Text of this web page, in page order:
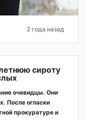
2 года назад
сироту
очевидцы. Они
После огласки
прокуратуре и